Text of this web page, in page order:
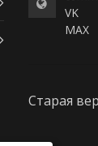
VK
MAX
Старая